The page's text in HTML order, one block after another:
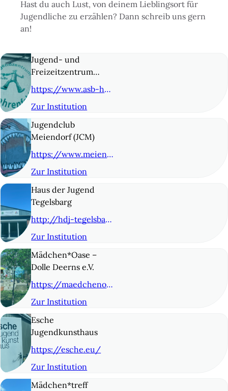
Hast du auch Lust, von deinem Lieblingsort für
Jugendliche zu erzählen? Dann schreib uns gern
an!
© 2
Jugend- und
Freizeitzentrum
Bahrenfeld (JuBa)
https://www.asb-hamburg.de/unsere-angebote/kinder-und-jugend/jugendeinrichtungen/jugend-und-freizeitzentrum-bahrenfeld-juba/
Zur Institution
© 3
Jugendclub
Meiendorf (JCM)
https://www.meiendorf-oldenfelde.de/angebote/jugendclub
Zur Institution
© 4
Haus der Jugend
Tegelsbarg
http://hdj-tegelsbarg.de/
Zur Institution
© 5
Mädchen*Oase –
Dolle Deerns e.V.
https://maedchenoase.org/
Zur Institution
© 6
Esche
Jugendkunsthaus
https://esche.eu/
Zur Institution
Mädchen*treff